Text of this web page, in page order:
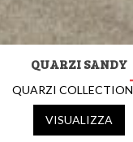
QUARZI SANDY
QUARZI COLLECTION
VISUALIZZA